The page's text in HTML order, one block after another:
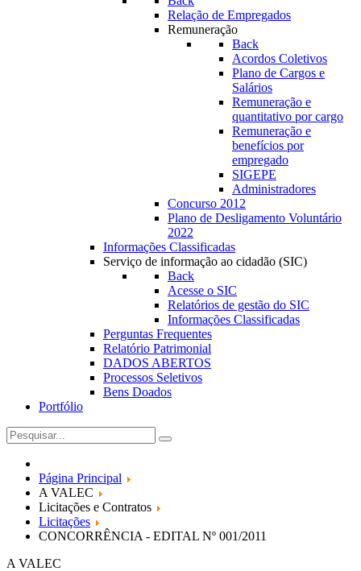
Relação de Empregados
Remuneração
Back
Acordos Coletivos
Plano de Cargos e
Salários
Remuneração e
quantitativo por cargo
Remuneração e
benefícios por
empregado
SIGEPE
Administradores
Concurso 2012
Plano de Desligamento Voluntário
2022
Informações Classificadas
Serviço de informação ao cidadão (SIC)
Back
Acesse o SIC
Relatórios de gestão do SIC
Informações Classificadas
Perguntas Frequentes
Relatório Patrimonial
DADOS ABERTOS
Processos Seletivos
Bens Doados
Portfólio
Página Principal
A VALEC
Licitações e Contratos
Licitações
CONCORRÊNCIA - EDITAL Nº 001/2011
A VALEC